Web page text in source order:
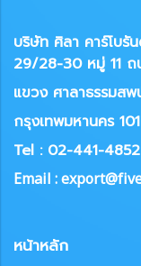
บริษัท ศิลา คาร์โบรั
29/28-30 หมู่ 11 ถ
แขวง ศาลาธรรมส
กรุงเทพมหานคร
Tel : 02-441-
Email :
หน้าหลัก